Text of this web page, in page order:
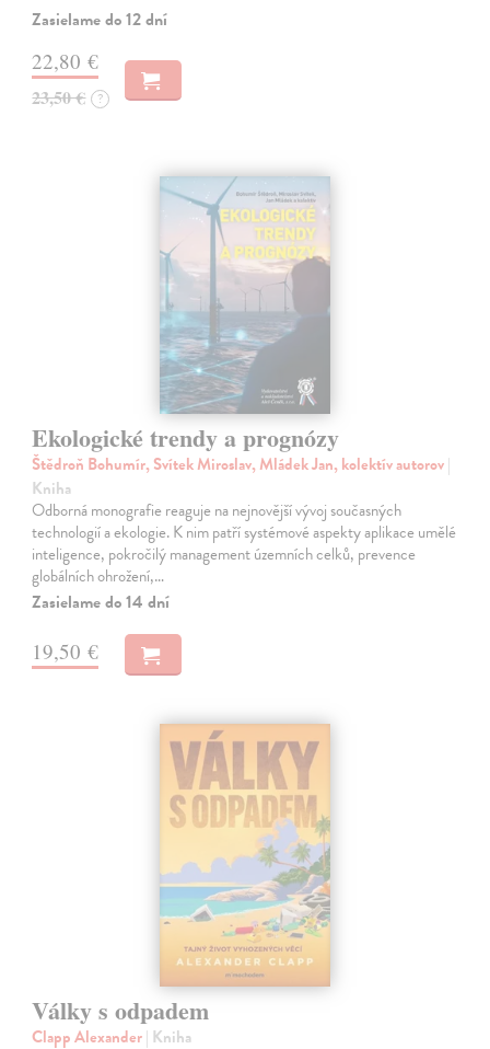
Zasielame do 12 dní
22,80 €
23,50 € ?
Ekologické trendy a prognózy
Štědroň Bohumír, Svítek Miroslav, Mládek Jan, kolektív autorov|
Kniha
Odborná monografie reaguje na nejnovější vývoj současných
technologií a ekologie. K nim patří systémové aspekty aplikace umělé
inteligence, pokročilý management územních celků, prevence
globálních ohrožení,…
Zasielame do 14 dní
19,50 €
Války s odpadem
Clapp Alexander| Kniha